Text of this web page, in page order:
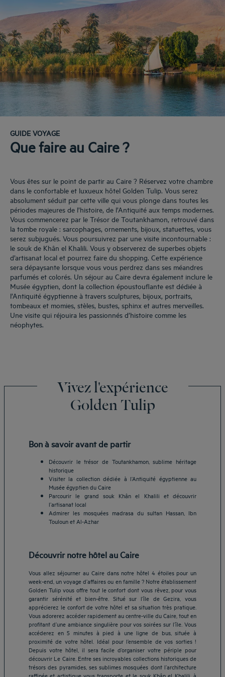
GUIDE VOYAGE
Que faire au Caire ?
Vous êtes sur le point de partir au Caire ? Réservez votre chambre
dans le confortable et luxueux hôtel Golden Tulip. Vous serez
absolument séduit par cette ville qui vous plonge dans toutes les
périodes majeures de l’histoire, de l’Antiquité aux temps modernes.
Vous commencerez par le Trésor de Toutankhamon, retrouvé dans
la tombe royale : sarcophages, ornements, bijoux, statuettes, vous
serez subjugués. Vous poursuivrez par une visite incontournable :
le souk de Khân el Khalili. Vous y observerez de superbes objets
d’artisanat local et pourrez faire du shopping. Cette expérience
sera dépaysante lorsque vous vous perdrez dans ses méandres
parfumés et colorés. Un séjour au Caire devra également inclure le
Musée égyptien, dont la collection époustouflante est dédiée à
l’Antiquité égyptienne à travers sculptures, bijoux, portraits,
tombeaux et momies, stèles, bustes, sphinx et autres merveilles.
Une visite qui réjouira les passionnés d’histoire comme les
néophytes.
Vivez l'expérience
Golden Tulip
Bon à savoir avant de partir
Découvrir le trésor de Toutankhamon, sublime héritage
historique
Visiter la collection dédiée à l’Antiquité égyptienne au
Musée égyptien du Caire
Parcourir le grand souk Khân el Khalili et découvrir
l’artisanat local
Admirer les mosquées madrasa du sultan Hassan, Ibn
Touloun et Al-Azhar
Découvrir notre hôtel au Caire
Vous allez séjourner au Caire dans notre hôtel 4 étoiles pour un
week-end, un voyage d’affaires ou en famille ? Notre établissement
Golden Tulip vous offre tout le confort dont vous rêvez, pour vous
garantir sérénité et bien-être. Situé sur l’île de Gezira, vous
apprécierez le confort de votre hôtel et sa situation très pratique.
Vous adorerez accéder rapidement au centre-ville du Caire, tout en
profitant d’une ambiance singulière pour vos soirées sur l’île. Vous
accéderez en 5 minutes à pied à une ligne de bus, située à
proximité de votre hôtel. Idéal pour l’ensemble de vos sorties !
Depuis votre hôtel, il sera facile d’organiser votre périple pour
découvrir Le Caire. Entre ses incroyables collections historiques de
trésors des pyramides, ses sublimes mosquées dont l’architecture
raffinée et artistique vous transporte et le souk Khân el Khalili, à
Hôtels Aix-les-Bains
Hôtels Marseille
Hôtels Strasbourg